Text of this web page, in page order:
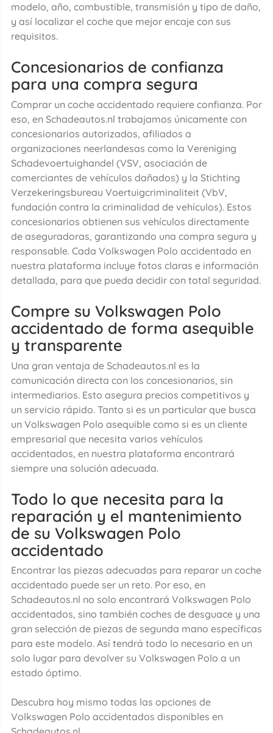
modelo, año, combustible, transmisión y tipo de daño,
y así localizar el coche que mejor encaje con sus
requisitos.
Concesionarios de confianza
para una compra segura
Comprar un coche accidentado requiere confianza. Por
eso, en Schadeautos.nl trabajamos únicamente con
concesionarios autorizados, afiliados a
organizaciones neerlandesas como la Vereniging
Schadevoertuighandel (VSV, asociación de
comerciantes de vehículos dañados) y la Stichting
Verzekeringsbureau Voertuigcriminaliteit (VbV,
fundación contra la criminalidad de vehículos). Estos
concesionarios obtienen sus vehículos directamente
de aseguradoras, garantizando una compra segura y
responsable. Cada Volkswagen Polo accidentado en
nuestra plataforma incluye fotos claras e información
detallada, para que pueda decidir con total seguridad.
Compre su Volkswagen Polo
accidentado de forma asequible
y transparente
Una gran ventaja de Schadeautos.nl es la
comunicación directa con los concesionarios, sin
intermediarios. Esto asegura precios competitivos y
un servicio rápido. Tanto si es un particular que busca
un Volkswagen Polo asequible como si es un cliente
empresarial que necesita varios vehículos
accidentados, en nuestra plataforma encontrará
siempre una solución adecuada.
Todo lo que necesita para la
reparación y el mantenimiento
de su Volkswagen Polo
accidentado
Encontrar las piezas adecuadas para reparar un coche
accidentado puede ser un reto. Por eso, en
Schadeautos.nl no solo encontrará Volkswagen Polo
accidentados, sino también coches de desguace y una
gran selección de piezas de segunda mano específicas
para este modelo. Así tendrá todo lo necesario en un
solo lugar para devolver su Volkswagen Polo a un
estado óptimo.
Descubra hoy mismo todas las opciones de
Volkswagen Polo accidentados disponibles en